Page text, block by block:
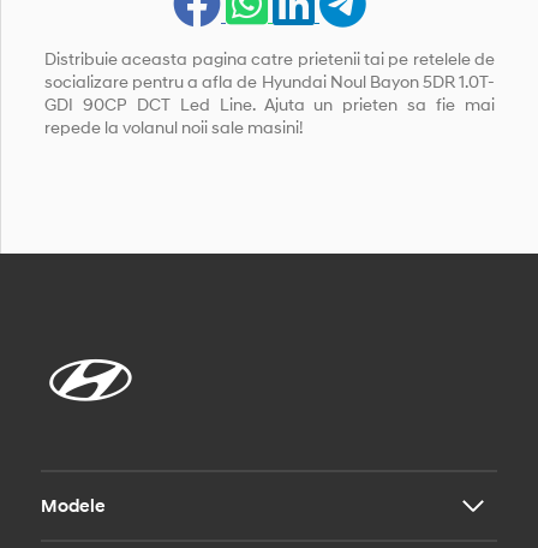
Distribuie aceasta pagina catre prietenii tai pe retelele de
socializare pentru a afla de Hyundai Noul Bayon 5DR 1.0T-
GDI 90CP DCT Led Line. Ajuta un prieten sa fie mai
repede la volanul noii sale masini!
Modele